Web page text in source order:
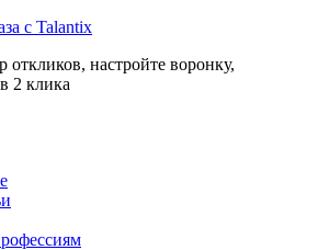
с Talantix
откликов, настройте воронку,
2 клика